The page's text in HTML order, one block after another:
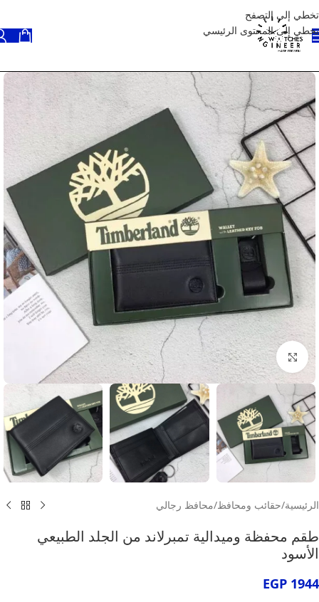
تخطي إلى التصفح
تخطي إلى المحتوى الرئيسي
انقر للتكبير
الرئيسية/حقائب ومحافظ/محافظ رجالي
طقم محفظة وميدالية تمبرلاند من الجلد الطبيعي
الأسود
EGP 1944